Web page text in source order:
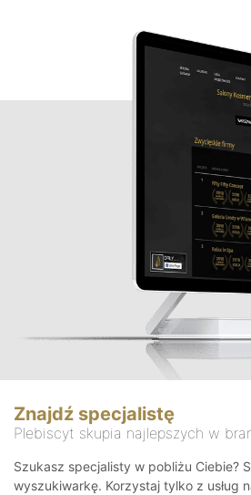
Znajdź specjalistę
Plebiscyt skupia najlepszych w
Szukasz specjalisty w pobliżu Ciebie?
wyszukiwarkę. Korzystaj tylko z usług